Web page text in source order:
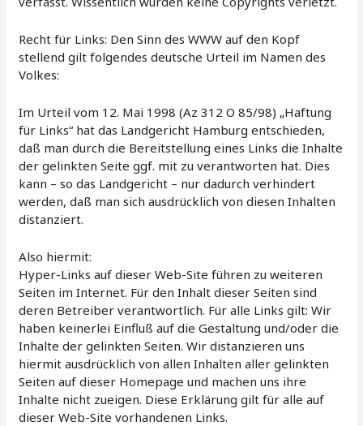
Recht für Links: Den Sinn des WWW auf den Kopf
stellend gilt folgendes deutsche Urteil im Namen des
Volkes:
Im Urteil vom 12. Mai 1998 (Az 312 O 85/98) „Haftung
für Links“ hat das Landgericht Hamburg entschieden,
daß man durch die Bereitstellung eines Links die Inhalte
der gelinkten Seite ggf. mit zu verantworten hat. Dies
kann – so das Landgericht – nur dadurch verhindert
werden, daß man sich ausdrücklich von diesen Inhalten
distanziert.
Also hiermit:
Hyper-Links auf dieser Web-Site führen zu weiteren
Seiten im Internet. Für den Inhalt dieser Seiten sind
deren Betreiber verantwortlich. Für alle Links gilt: Wir
haben keinerlei Einfluß auf die Gestaltung und/oder die
Inhalte der gelinkten Seiten. Wir distanzieren uns
hiermit ausdrücklich von allen Inhalten aller gelinkten
Seiten auf dieser Homepage und machen uns ihre
Inhalte nicht zueigen. Diese Erklärung gilt für alle auf
dieser Web-Site vorhandenen Links.